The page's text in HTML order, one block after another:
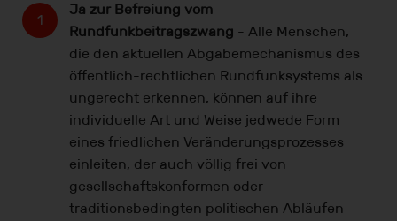
Ja zur Befreiung vom
Rundfunkbeitragszwang - Alle Menschen,
die den aktuellen Abgabemechanismus des
öffentlich-rechtlichen Rundfunksystems als
ungerecht erkennen, können auf ihre
individuelle Art und Weise jedwede Form
eines friedlichen Veränderungsprozesses
einleiten, der auch völlig frei von
gesellschaftskonformen oder
traditionsbedingten politischen Abläufen